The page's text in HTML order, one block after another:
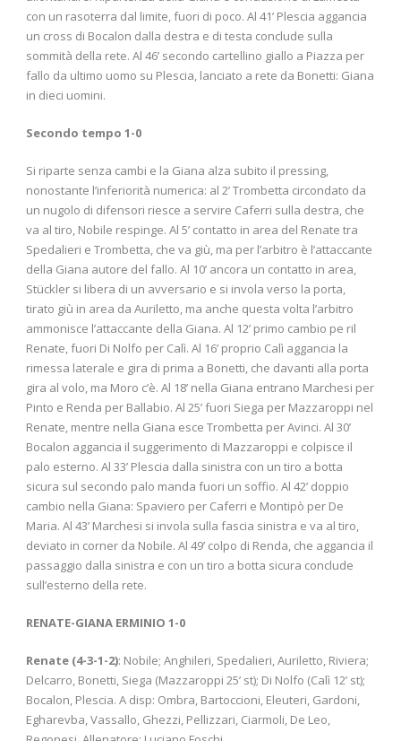
con un rasoterra dal limite, fuori di poco. Al 41’ Plescia aggancia
un cross di Bocalon dalla destra e di testa conclude sulla
sommità della rete. Al 46’ secondo cartellino giallo a Piazza per
fallo da ultimo uomo su Plescia, lanciato a rete da Bonetti: Giana
in dieci uomini.
Secondo tempo 1-0
Si riparte senza cambi e la Giana alza subito il pressing,
nonostante l’inferiorità numerica: al 2’ Trombetta circondato da
un nugolo di difensori riesce a servire Caferri sulla destra, che
va al tiro, Nobile respinge. Al 5’ contatto in area del Renate tra
Spedalieri e Trombetta, che va giù, ma per l’arbitro è l’attaccante
della Giana autore del fallo. Al 10’ ancora un contatto in area,
Stückler si libera di un avversario e si invola verso la porta,
tirato giù in area da Auriletto, ma anche questa volta l’arbitro
ammonisce l’attaccante della Giana. Al 12’ primo cambio pe ril
Renate, fuori Di Nolfo per Calì. Al 16’ proprio Calì aggancia la
rimessa laterale e gira di prima a Bonetti, che davanti alla porta
gira al volo, ma Moro c’è. Al 18’ nella Giana entrano Marchesi per
Pinto e Renda per Ballabio. Al 25’ fuori Siega per Mazzaroppi nel
Renate, mentre nella Giana esce Trombetta per Avinci. Al 30’
Bocalon aggancia il suggerimento di Mazzaroppi e colpisce il
palo esterno. Al 33’ Plescia dalla sinistra con un tiro a botta
sicura sul secondo palo manda fuori un soffio. Al 42’ doppio
cambio nella Giana: Spaviero per Caferri e Montipò per De
Maria. Al 43’ Marchesi si invola sulla fascia sinistra e va al tiro,
deviato in corner da Nobile. Al 49’ colpo di Renda, che aggancia il
passaggio dalla sinistra e con un tiro a botta sicura conclude
sull’esterno della rete.
RENATE-GIANA ERMINIO 1-0
Renate (4-3-1-2): Nobile; Anghileri, Spedalieri, Auriletto, Riviera;
Delcarro, Bonetti, Siega (Mazzaroppi 25’ st); Di Nolfo (Calì 12’ st);
Bocalon, Plescia. A disp: Ombra, Bartoccioni, Eleuteri, Gardoni,
Egharevba, Vassallo, Ghezzi, Pellizzari, Ciarmoli, De Leo,